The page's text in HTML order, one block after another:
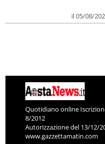
il 05/08/
Quotidiano online
8/2012
Autorizzazione del 13/12/
www.gazzettamatin.com